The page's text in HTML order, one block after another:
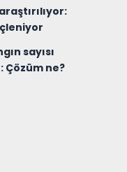
sayısı
Çözüm ne?